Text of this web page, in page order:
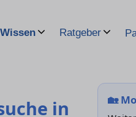
Wissen Ratgeber
in
🏡